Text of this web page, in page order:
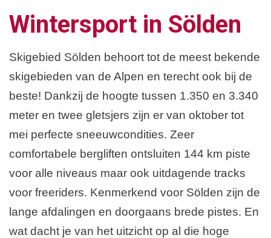
Wintersport in Sölden
Skigebied Sölden behoort tot de meest bekende
skigebieden van de Alpen en terecht ook bij de
beste! Dankzij de hoogte tussen 1.350 en 3.340
meter en twee gletsjers zijn er van oktober tot
mei perfecte sneeuwcondities. Zeer
comfortabele bergliften ontsluiten 144 km piste
voor alle niveaus maar ook uitdagende tracks
voor freeriders. Kenmerkend voor Sölden zijn de
lange afdalingen en doorgaans brede pistes. En
wat dacht je van het uitzicht op al die hoge